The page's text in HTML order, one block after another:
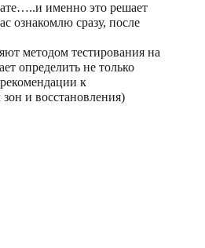
именно это решает
ознакомлю сразу, после
методом тестирования на
определить не только
к
и восстановления)